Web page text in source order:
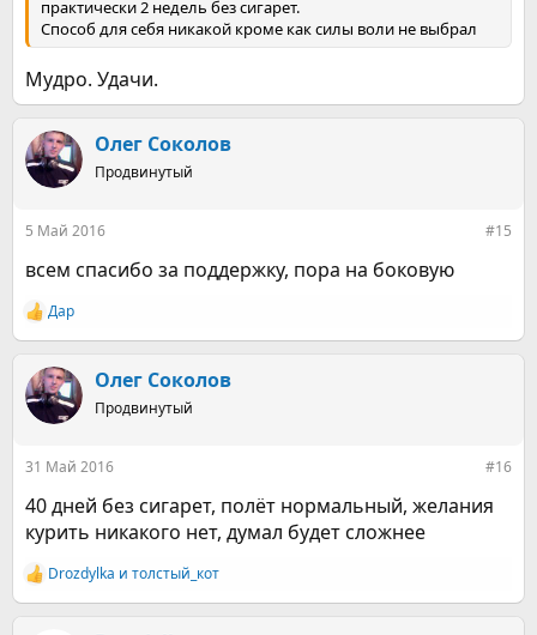
практически 2 недель без сигарет.
Способ для себя никакой кроме как силы воли не выбрал
Мудро. Удачи.
Олег Соколов
Продвинутый
5 Май 2016 #15
всем спасибо за поддержку, пора на боковую
Р
е
к
ц
и
Дар
Олег Соколов
Продвинутый
31 Май 2016 #16
40 дней без сигарет, полёт нормальный, желания
курить никакого нет, думал будет сложнее
Р
е
Drozdylka и толстый_кот